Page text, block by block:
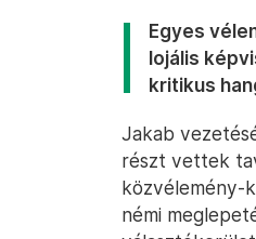
Egyes
lojális
kritikus
Jakab
részt vettek
közvélemény-
némi